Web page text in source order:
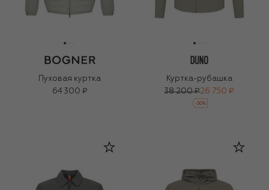
Пуховая куртка
64 300 ₽
Куртка-рубашка
38 200 ₽26 750 ₽
-30%